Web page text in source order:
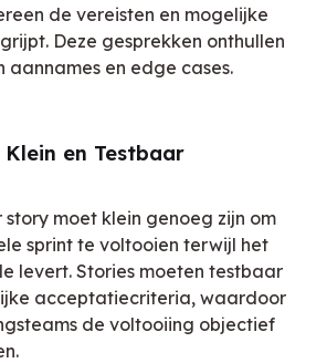
de vereisten en mogelijke
Deze gesprekken onthullen
en edge cases.
en Testbaar
story moet klein genoeg zijn om
sprint te voltooien terwijl het
levert. Stories moeten testbaar
acceptatiecriteria, waardoor
de voltooiing objectief